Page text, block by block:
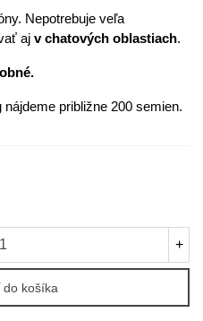
Nepotrebuje veľa
aj v chatových oblastiach.
približne 200 semien.
+
do košíka